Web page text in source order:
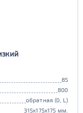
85
800
обратная (0, L)
315x175x175 мм.